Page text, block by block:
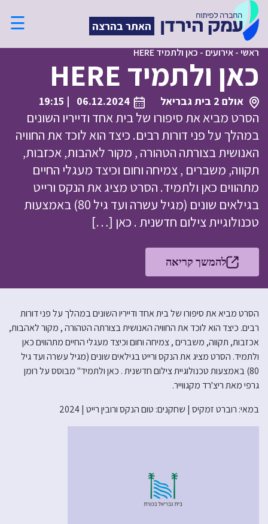
האתר בהרצה ☰
ראשי-אירועים - כאן ולתמיד HERE
כאן ולתמיד HERE
אולם 2 בית גבריאל 06.12.2024
| 19:15
הסרט מביא את סיפורו של בית אחד ודייריו השונים
במהלך על פני דורות רבים. כיצד הוא לוכד את החוויה
האנושית בצורתה הטהורה , מקור לאהבות, אכזבות,
תקווה, משברים , צמיחה וחום וכיצד מעגלי החיים
מתהווים כאן ולתמיד. הסרט מציג את הנקס ורייט
בגילאים שונים (מגיל עשרה ועד גיל 80) באמצעות
טכנולוגיית צילום חדשנית . כאן […]
להמשך קריאה
הסרט מביא את סיפורו של בית אחד ודייריו השונים במהלך על פני דורות
רבים. כיצד הוא לוכד את החוויה האנושית בצורתה הטהורה , מקור לאהבות,
אכזבות, תקווה, משברים , צמיחה וחום וכיצד מעגלי החיים מתהווים כאן
ולתמיד. הסרט מציג את הנקס ורייט בגילאים שונים (מגיל עשרה ועד גיל
80) באמצעות טכנולוגיית צילום חדשנית . כאן ולתמיד" מבוסס על רומן
גרפי מאת ריצ'רד מקגווייר.
במאי: רוברט זמקיס | שחקנים: טום הנקס ורובין רייט | 2024